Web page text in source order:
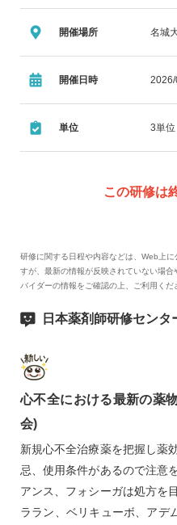
開催場所 名城
開催日時
単位 3単位
この研修は
研修に関する日程や内容などは、Web上
すが、最新の情報が反映されていない場
バイダーの情報をご確認の上、ご利用くだ
日本薬剤師研修センタ
心不全における最新の薬
会)
新規心不全治療薬を把握し薬
忌、使用条件があるので注意
アンス、フォシーガは処方を
ララン、ベリキューボ、アデ